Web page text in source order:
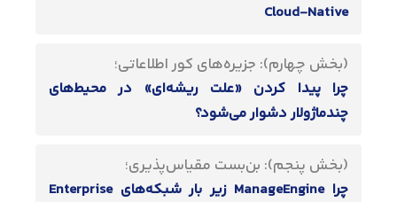
Cloud-Native
(بخش چهارم): جزیره‌های کور اطلاعاتی؛
چرا پیدا کردن «علت ریشه‌ای» در محیط‌های
چندماژولار دشوار می‌شود؟
(بخش پنجم): بن‌بست مقیاس‌پذیری؛
چرا ManageEngine زیر بار شبکه‌های Enterprise